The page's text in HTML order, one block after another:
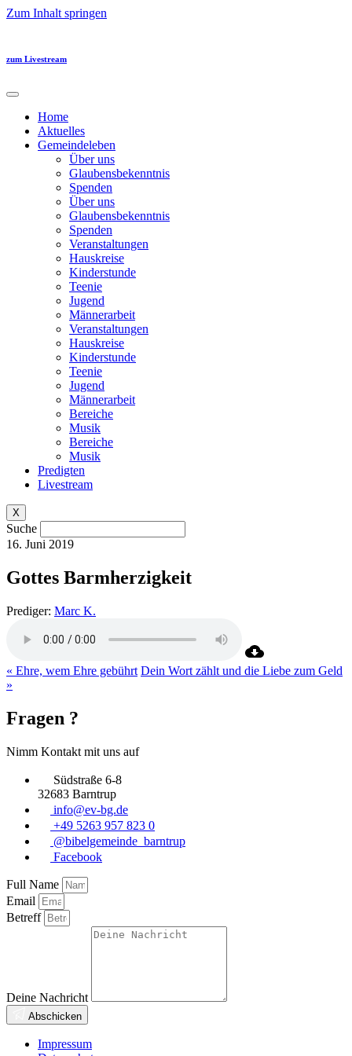
Zum Inhalt springen
zum Livestream
Home
Aktuelles
Gemeindeleben
Über uns
Glaubensbekenntnis
Spenden
Über uns
Glaubensbekenntnis
Spenden
Veranstaltungen
Hauskreise
Kinderstunde
Teenie
Jugend
Männerarbeit
Veranstaltungen
Hauskreise
Kinderstunde
Teenie
Jugend
Männerarbeit
Bereiche
Musik
Bereiche
Musik
Predigten
Livestream
X
Suche
16. Juni 2019
Gottes Barmherzigkeit
Prediger: Marc K.
« Ehre, wem Ehre gebührt Dein Wort zählt und die Liebe zum Geld
»
Fragen ?
Nimm Kontakt mit uns auf
Südstraße 6-8
32683 Barntrup
info@ev-bg.de
+49 5263 957 823 0
@bibelgemeinde_barntrup
Facebook
Full Name
Email
Betreff
Deine Nachricht
Abschicken
Impressum